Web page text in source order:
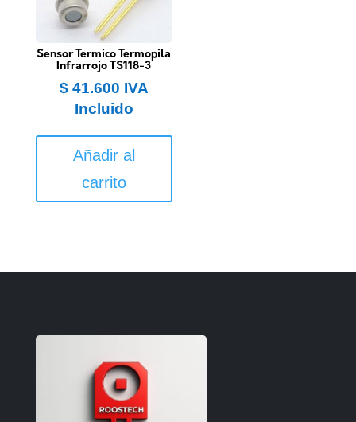
Sensor Termico Termopila
Infrarrojo TS118-3
$41.600 IVA
Incluido
Añadir al
carrito